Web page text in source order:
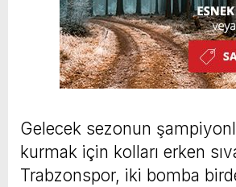
Gelecek sezonun
kurmak için kolları erken
Trabzonspor, iki bomba